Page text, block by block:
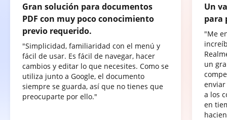
Gran solución para documentos
PDF con muy poco conocimiento
previo requerido.
"Simplicidad, familiaridad con el menú y
fácil de usar. Es fácil de navegar, hacer
cambios y editar lo que necesites. Como se
utiliza junto a Google, el documento
siempre se guarda, así que no tienes que
preocuparte por ello."
Un
para
"Me
un
a los
en